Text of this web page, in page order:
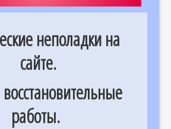
неполадки на
сайте.
восстановительные
работы.